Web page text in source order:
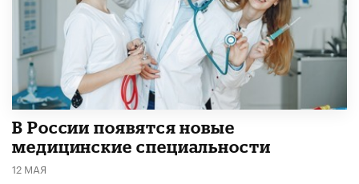
В России появятся новые
медицинские специальности
12 МАЯ